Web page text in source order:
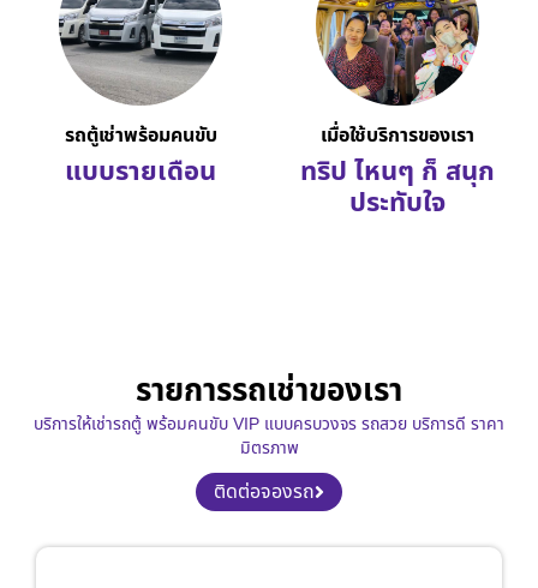
รถตู้เช่าพร้อมคนขับ
แบบรายเดือน
เมื่อใช้บริการของเรา
ทริป ไหนๆ ก็ สนุก
ประทับใจ
รายการรถเช่าของเรา
บริการให้เช่ารถตู้ พร้อมคนขับ VIP แบบครบวงจร รถสวย บริการดี ราคา
มิตรภาพ
ติดต่อจองรถ